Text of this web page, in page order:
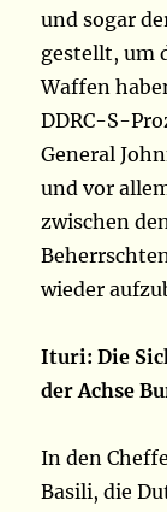
und sogar
gestellt, um
Waffen
DDRC-S-
General
und vor
zwischen
wieder
Ituri: Die
der Achse
In den
Basili, die